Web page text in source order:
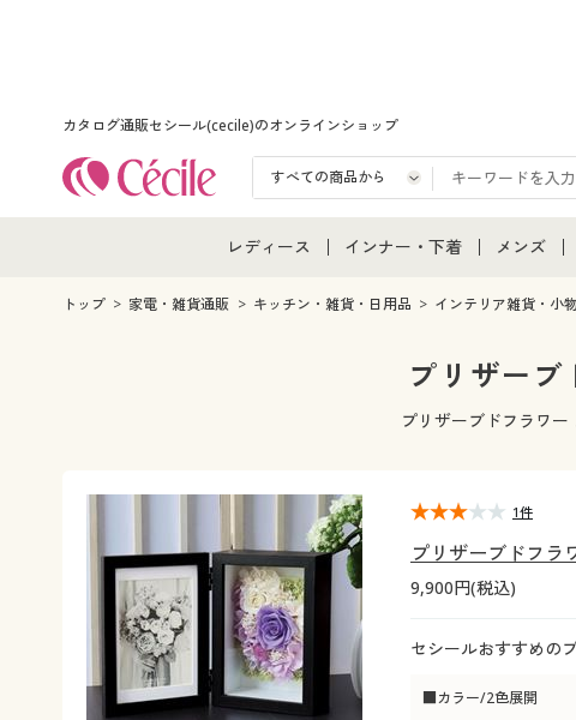
カタログ通販セシール(cecile)のオンラインショップ
レディース
レディース通販すべて
インナー・下着
インナー・下着通販すべて
メンズ下着
メンズ
メンズ通
メンズフ
メンズ下
トップ 家電・雑貨通販 キッチン・雑貨・日用品 インテリア雑貨・小物
プリザーブ
プリザーブドフラワー
プリザーブドフラ
9,900円(税込)
セシールおすすめの
■カラー/2色展開
1件